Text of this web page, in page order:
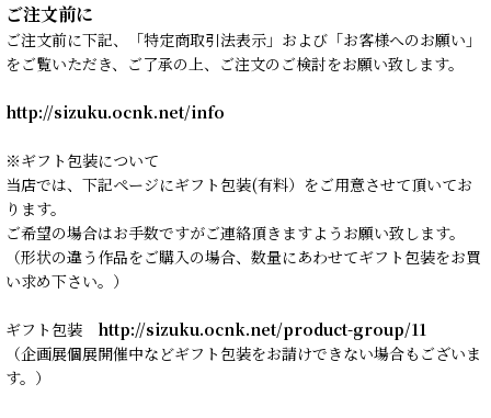
ご注文前に
ご注文前に下記、「特定商取引法表示」および「お客様へのお願い」
をご覧いただき、ご了承の上、ご注文のご検討をお願い致します。
http://sizuku.ocnk.net/info
※ギフト包装について
当店では、下記ページにギフト包装(有料）をご用意させて頂いてお
ります。
ご希望の場合はお手数ですがご連絡頂きますようお願い致します。
（形状の違う作品をご購入の場合、数量にあわせてギフト包装をお買
い求め下さい。）
ギフト包装 http://sizuku.ocnk.net/product-group/11
（企画展個展開催中などギフト包装をお請けできない場合もございま
す。）